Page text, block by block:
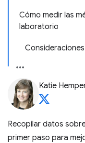
Cómo medir las
laboratorio
Consideraciones
Katie
Recopilar datos
primer paso para